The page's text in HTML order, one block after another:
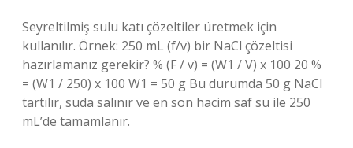
Seyreltilmiş sulu katı çözeltiler üretmek için
kullanılır. Örnek: 250 mL (f/v) bir NaCl çözeltisi
hazırlamanız gerekir? % (F / v) = (W1 / V) x 100 20 %
= (W1 / 250) x 100 W1 = 50 g Bu durumda 50 g NaCl
tartılır, suda salınır ve en son hacim saf su ile 250
mL’de tamamlanır.